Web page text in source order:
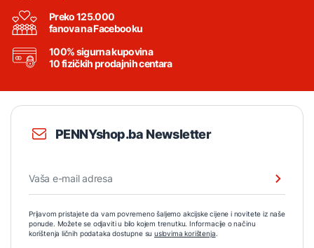
Preko 125.000
fanova na Facebooku
100% sigurna kupovina
10 fizičkih prodajnih centara
PENNYshop.ba Newsletter
Prijavom pristajete da vam povremeno šaljemo akcijske cijene i novitete iz naše
ponude. Možete se odjaviti u bilo kojem trenutku. Informacije o načinu
korištenja ličnih podataka dostupne su uslovima korištenja.